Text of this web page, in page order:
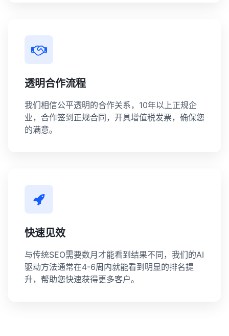
透明合作流程
我们相信公平透明的合作关系，10年以上正规企
业，合作签到正规合同，开具增值税发票，确保您
的满意。
快速见效
与传统SEO需要数月才能看到结果不同，我们的AI
驱动方法通常在4-6周内就能看到明显的排名提
升，帮助您快速获得更多客户。